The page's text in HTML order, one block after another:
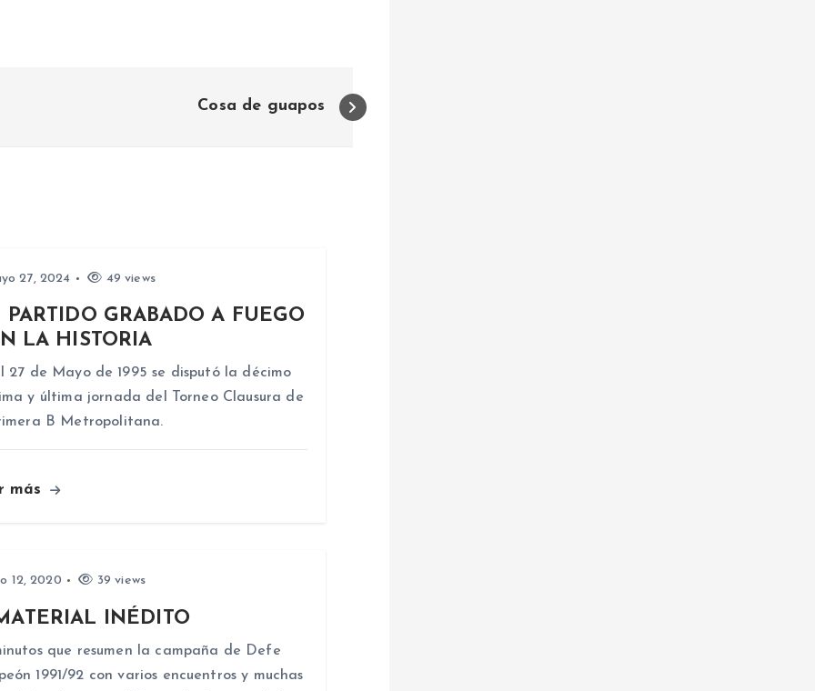
Cosa de guapos
27, 2024 49 views
PARTIDO GRABADO A FUEGO
LA HISTORIA
27 de Mayo de 1995 se disputó la décimo
y última jornada del Torneo Clausura de
B Metropolitana.
más
12, 2020 39 views
INÉDITO
que resumen la campaña de Defe
1991/92 con varios encuentros y muchas